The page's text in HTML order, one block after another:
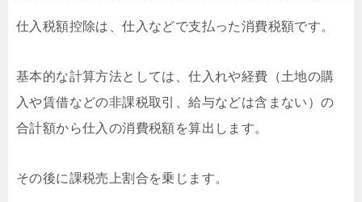
仕入税額控除は、仕入などで支払った消費税額です。
基本的な計算方法としては、仕入れや経費（土地の購
入や賃借などの非課税取引、給与などは含まない）の
合計額から仕入の消費税額を算出します。
その後に課税売上割合を乗じます。